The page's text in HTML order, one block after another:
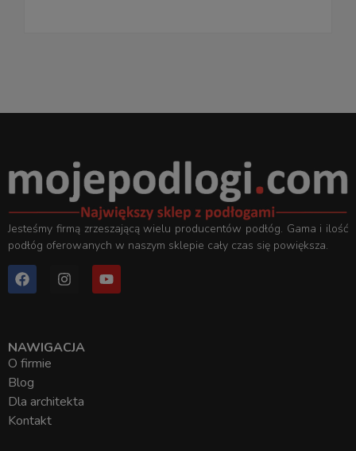
Jesteśmy firmą zrzeszającą wielu producentów podłóg. Gama i ilość
podłóg oferowanych w naszym sklepie cały czas się powiększa.
NAWIGACJA
O firmie
Blog
Dla architekta
Kontakt